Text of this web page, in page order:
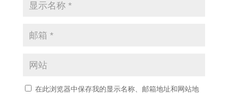
在此浏览器中保存我的显示名称、邮箱地址和网站地